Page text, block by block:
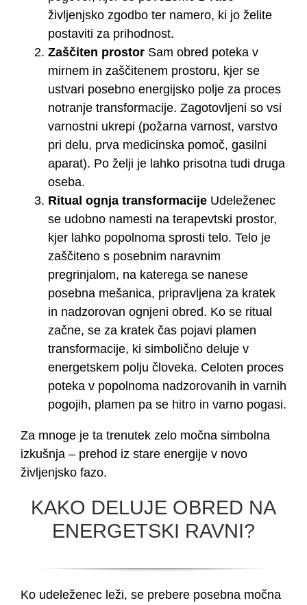
življenjsko zgodbo ter namero, ki jo želite
postaviti za prihodnost.
Zaščiten prostorSam obred poteka v
mirnem in zaščitenem prostoru, kjer se
ustvari posebno energijsko polje za proces
notranje transformacije. Zagotovljeni so vsi
varnostni ukrepi (požarna varnost, varstvo
pri delu, prva medicinska pomoč, gasilni
aparat). Po želji je lahko prisotna tudi druga
oseba.
Ritual ognja transformacijeUdeleženec
se udobno namesti na terapevtski prostor,
kjer lahko popolnoma sprosti telo. Telo je
zaščiteno s posebnim naravnim
pregrinjalom, na katerega se nanese
posebna mešanica, pripravljena za kratek
in nadzorovan ognjeni obred. Ko se ritual
začne, se za kratek čas pojavi plamen
transformacije, ki simbolično deluje v
energetskem polju človeka. Celoten proces
poteka v popolnoma nadzorovanih in varnih
pogojih, plamen pa se hitro in varno pogasi.
Za mnoge je ta trenutek zelo močna simbolna
izkušnja – prehod iz stare energije v novo
življenjsko fazo.
KAKO DELUJE OBRED NA
ENERGETSKI RAVNI?
Ko udeleženec leži, se prebere posebna močna